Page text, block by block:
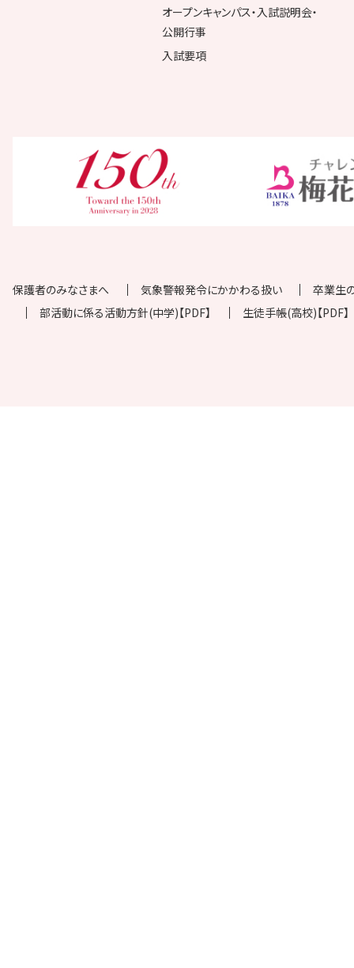
オープンキャンパス・入試説明会・
公開行事
入試要項
保護者のみなさまへ 気象警報発令にかかわる扱い
卒業生
部活動に係る活動方針(中学)【PDF】
生徒手帳(高校)【PDF】